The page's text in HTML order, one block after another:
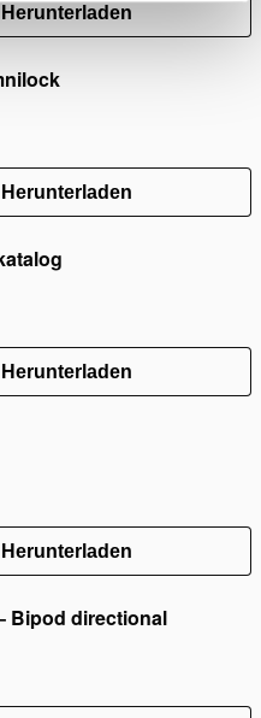
Herunterladen
Herunterladen
Herunterladen
Herunterladen
Bipod directional